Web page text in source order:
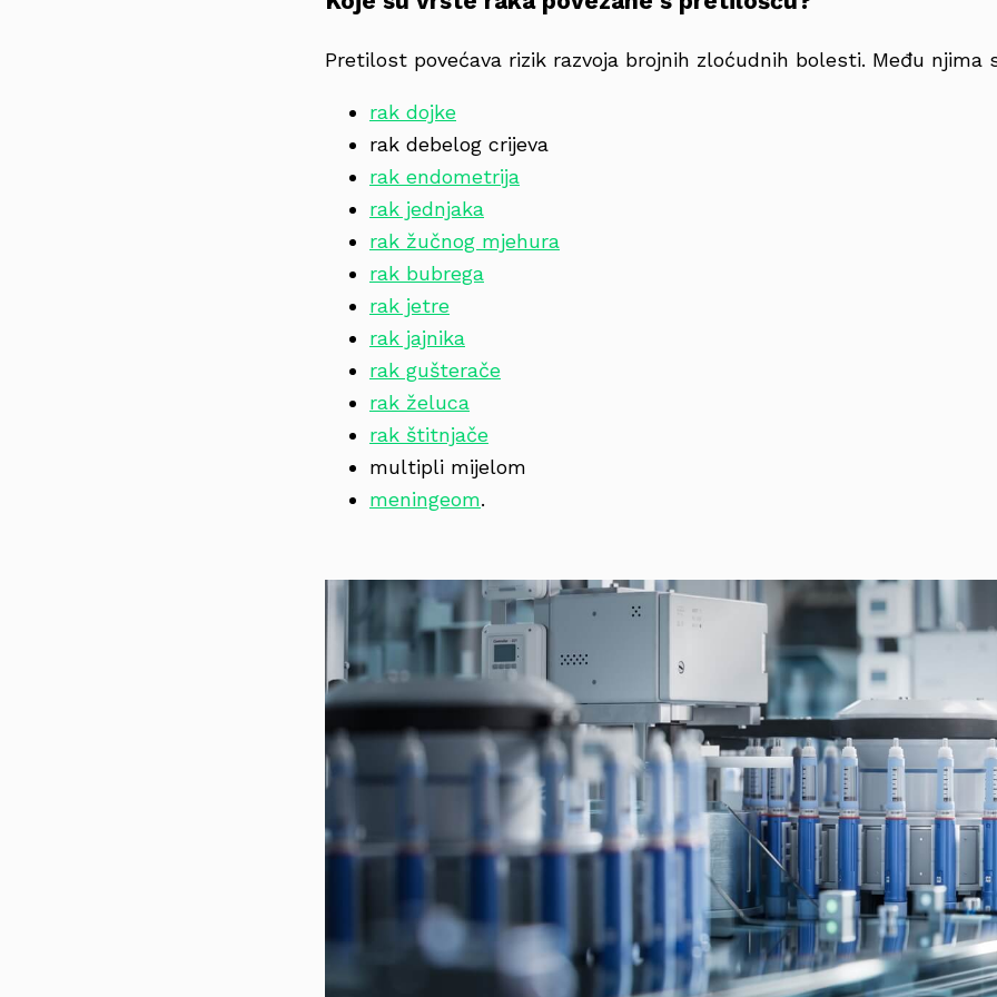
Pretilost povećava rizik razvoja brojnih zloćudnih bolesti. Među njima
rak dojke
rak debelog crijeva
rak endometrija
rak jednjaka
rak žučnog mjehura
rak bubrega
rak jetre
rak jajnika
rak gušterače
rak želuca
rak štitnjače
multipli mijelom
meningeom.